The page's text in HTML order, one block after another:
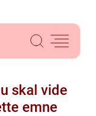
skal vide
emne